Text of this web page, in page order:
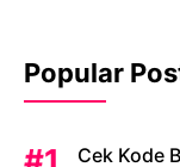
Popular
Cek Kode